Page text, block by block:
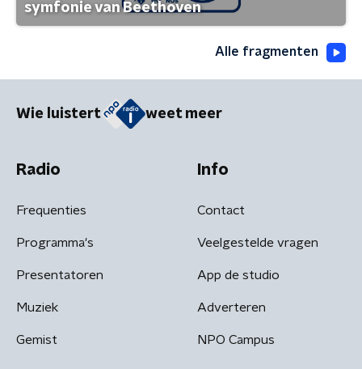
symfonie van Beethoven
Alle fragmenten
Wie luistert weet meer
Radio
Frequenties
Programma's
Presentatoren
Muziek
Gemist
Info
Contact
Veelgestelde vragen
App de studio
Adverteren
NPO Campus